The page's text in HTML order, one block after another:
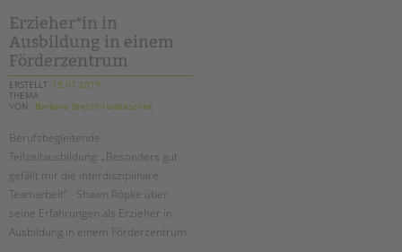
Seminarkalender
Seminarräume
STADTTEILARBEIT
Bereiche im Überblick
Kinder- und Jugendschutz
Unsere Videos
Gesellschafter VdK
schoolcoach BTL
Erzieher*in in
Ausbildung in einem
Förderzentrum
ERSTELLT 15.07.2019
THEMA
VON
Barbara Brecht-Hadraschek
Berufsbegleitende
Teilzeitausbildung: „Besonders gut
gefällt mir die interdisziplinäre
Teamarbeit“ - Shawn Röpke über
seine Erfahrungen als Erzieher in
Ausbildung in einem Förderzentrum.